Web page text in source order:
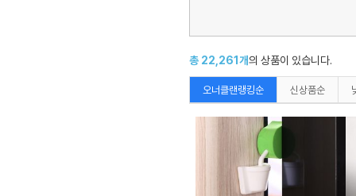
총 22,261개의 상품이 있습니다.
오너클랜랭킹순 신상품순